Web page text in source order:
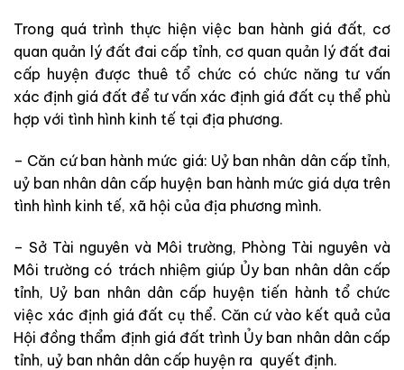
Trong quá trình thực hiện việc ban hành giá đất, cơ
quan quản lý đất đai cấp tỉnh, cơ quan quản lý đất đai
cấp huyện được thuê tổ chức có chức năng tư vấn
xác định giá đất để tư vấn xác định giá đất cụ thể phù
hợp với tình hình kinh tế tại địa phương.
– Căn cứ ban hành mức giá: Uỷ ban nhân dân cấp tỉnh,
uỷ ban nhân dân cấp huyện ban hành mức giá dựa trên
tình hình kinh tế, xã hội của địa phương mình.
– Sở Tài nguyên và Môi trường, Phòng Tài nguyên và
Môi trường có trách nhiệm giúp Ủy ban nhân dân cấp
tỉnh, Uỷ ban nhân dân cấp huyện tiến hành tổ chức
việc xác định giá đất cụ thể. Căn cứ vào kết quả của
Hội đồng thẩm định giá đất trình Ủy ban nhân dân cấp
tỉnh, uỷ ban nhân dân cấp huyện ra quyết định.